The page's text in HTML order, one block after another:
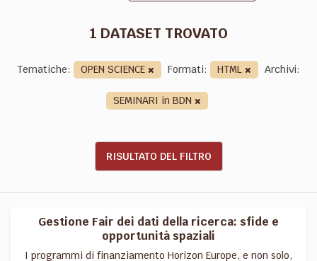
1 DATASET TROVATO
Tematiche: OPEN SCIENCE Formati: HTML
Archivi:
SEMINARI in BDN
RISULTATO DEL FILTRO
Gestione Fair dei dati della ricerca: sfide e
opportunità spaziali
I programmi di finanziamento Horizon Europe, e non solo,